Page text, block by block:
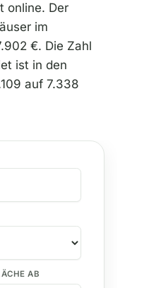
online. Der
im
€. Die Zahl
ist in den
auf 7.338
AB